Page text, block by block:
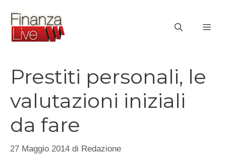
contenuto
Prestiti personali, le
valutazioni iniziali
da fare
27 Maggio 2014 di Redazione